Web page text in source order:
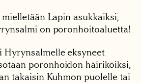
Lapin asukkaiksi,
on poronhoitoaluetta!
Hyrynsalmelle eksyneet
poronhoidon häiriköiksi,
takaisin Kuhmon puolelle tai